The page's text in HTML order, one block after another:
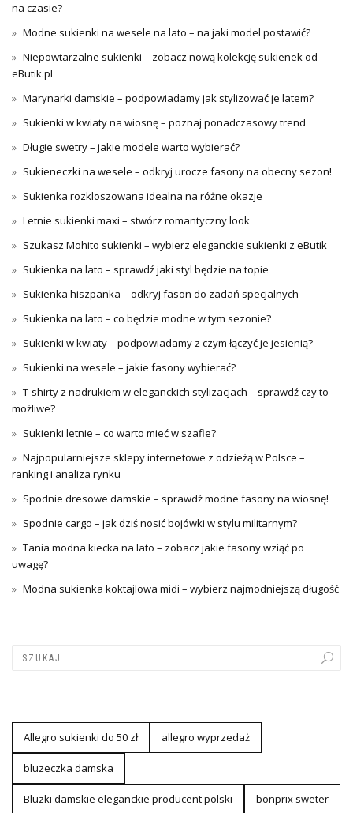
na czasie?
Modne sukienki na wesele na lato – na jaki model postawić?
Niepowtarzalne sukienki – zobacz nową kolekcję sukienek od
eButik.pl
Marynarki damskie – podpowiadamy jak stylizować je latem?
Sukienki w kwiaty na wiosnę – poznaj ponadczasowy trend
Długie swetry – jakie modele warto wybierać?
Sukieneczki na wesele – odkryj urocze fasony na obecny sezon!
Sukienka rozkloszowana idealna na różne okazje
Letnie sukienki maxi – stwórz romantyczny look
Szukasz Mohito sukienki – wybierz eleganckie sukienki z eButik
Sukienka na lato – sprawdź jaki styl będzie na topie
Sukienka hiszpanka – odkryj fason do zadań specjalnych
Sukienka na lato – co będzie modne w tym sezonie?
Sukienki w kwiaty – podpowiadamy z czym łączyć je jesienią?
Sukienki na wesele – jakie fasony wybierać?
T-shirty z nadrukiem w eleganckich stylizacjach – sprawdź czy to
możliwe?
Sukienki letnie – co warto mieć w szafie?
Najpopularniejsze sklepy internetowe z odzieżą w Polsce –
ranking i analiza rynku
Spodnie dresowe damskie – sprawdź modne fasony na wiosnę!
Spodnie cargo – jak dziś nosić bojówki w stylu militarnym?
Tania modna kiecka na lato – zobacz jakie fasony wziąć po
uwagę?
Modna sukienka koktajlowa midi – wybierz najmodniejszą długość
Allegro sukienki do 50 zł allegro wyprzedaż
bluzeczka damska
Bluzki damskie eleganckie producent polski bonprix sweter